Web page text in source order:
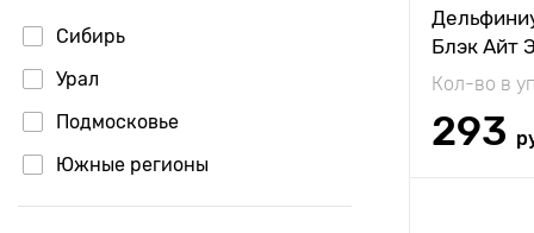
Сибирь
Урал
Подмосковье
Южные регионы
Блэк Айт
Кол-во в
293